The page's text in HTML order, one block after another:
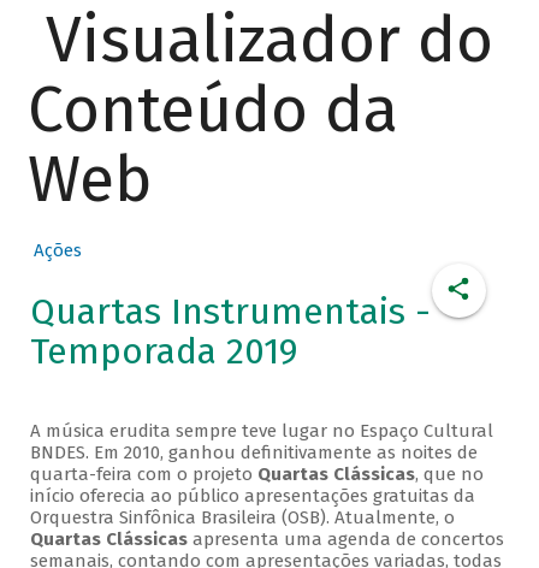
Visualizador do
Conteúdo da
Web
Ações
Quartas Instrumentais -
Temporada 2019
A música erudita sempre teve lugar no Espaço Cultural
BNDES. Em 2010, ganhou definitivamente as noites de
quarta-feira com o projeto Quartas Clássicas, que no
início oferecia ao público apresentações gratuitas da
Orquestra Sinfônica Brasileira (OSB). Atualmente, o
Quartas Clássicasapresenta uma agenda de concertos
semanais, contando com apresentações variadas, todas